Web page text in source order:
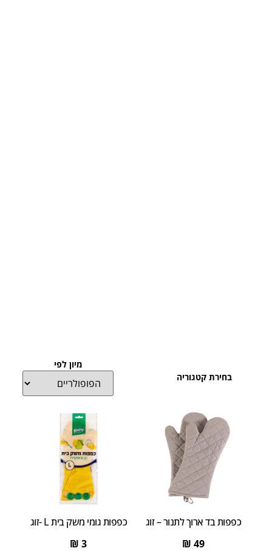
בחירת קטגוריה
מיון לפי
כפפות בד ארוך לתנור – זוג
49
₪
כפפות גומי משק בית L -זוג
3
₪